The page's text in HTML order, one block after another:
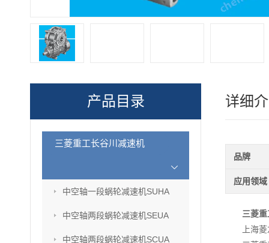
产品目录
三菱重工长谷川减速机
中空轴一段蜗轮减速机SUHA
中空轴两段蜗轮减速机SEUA
中空轴两段蜗轮减速机SCUA
详细
品牌
应用领域
三菱
上海